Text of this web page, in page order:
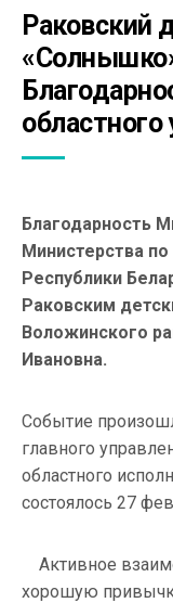
Раковский
Благодарность
Министерства
Республики
Раковским
Воложинского
Ивановна.
Событие
главного
областного
состоялось 27
Активное
хорошую